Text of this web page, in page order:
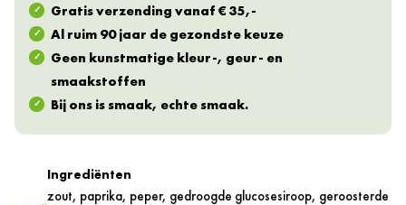
Gratis verzending vanaf € 35,-
Al ruim 90 jaar de gezondste keuze
Geen kunstmatige kleur-, geur- en
smaakstoffen
Bij ons is smaak, echte smaak.
Ingrediënten
zout, paprika, peper, gedroogde glucosesiroop, geroosterde